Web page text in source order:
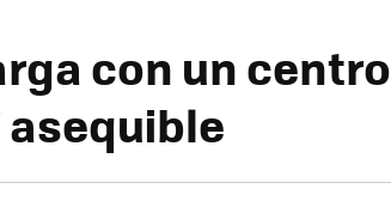
con un centro
asequible